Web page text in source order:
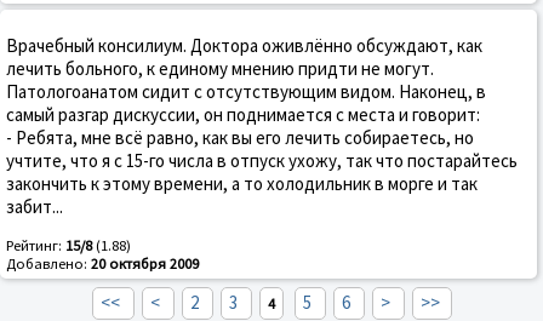
Врачебный консилиум. Доктора оживлённо обсуждают, как
лечить больного, к единому мнению придти не могут.
Патологоанатом сидит с отсутствующим видом. Наконец, в
самый разгар дискуссии, он поднимается с места и говорит:
- Ребята, мне всё равно, как вы его лечить собираетесь, но
учтите, что я с 15-го числа в отпуск ухожу, так что постарайтесь
закончить к этому времени, а то холодильник в морге и так
забит...
Рейтинг: 15/8(1.88)
Добавлено: 20 октября 2009
<< < 2 3 4 5 6 > >>